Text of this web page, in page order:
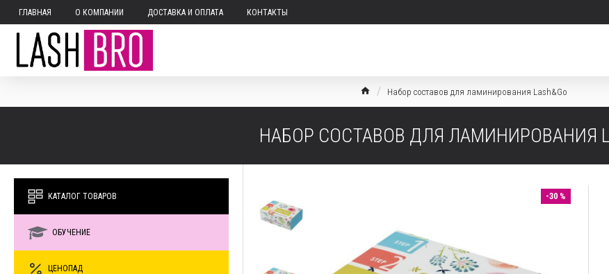
ГЛАВНАЯ О КОМПАНИИ ДОСТАВКА И ОПЛАТА КОНТАКТЫ
Набор составов для ламинирования Lash&Go
НАБОР СОСТАВОВ ДЛЯ ЛАМИНИРОВАНИЯ
КАТАЛОГ ТОВАРОВ
ОБУЧЕНИЕ
ЦЕНОПАД
-30 %